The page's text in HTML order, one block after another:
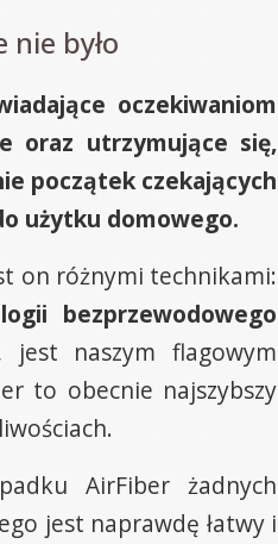
było
oczekiwaniom
oraz utrzymujące się,
początek czekających
użytku domowego.
on różnymi technikami:
bezprzewodowego
jest naszym flagowym
to obecnie najszybszy
AirFiber żadnych
jest naprawdę łatwy i